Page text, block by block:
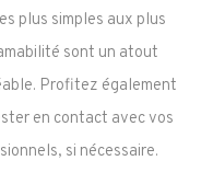
plus simples aux plus
sont un atout
Profitez également
en contact avec vos
si nécessaire.